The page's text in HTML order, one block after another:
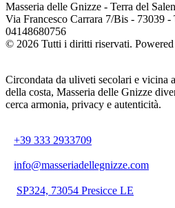
Masseria delle Gnizze - Terra del
Via Francesco Carrara 7/Bis - 73039
04148680756
© 2026 Tutti i diritti riservati.
Circondata da uliveti secolari e vicina
della costa, Masseria delle Gnizze
cerca armonia, privacy e autenticità.
+39 333 2933709
info@masseriadellegnizze.com
SP324, 73054 Presicce LE